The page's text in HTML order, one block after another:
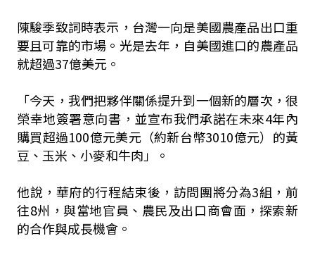
陳駿季致詞時表示，台灣一向是美國農產品出口重
要且可靠的市場。光是去年，自美國進口的農產品
就超過37億美元。
「今天，我們把夥伴關係提升到一個新的層次，很
榮幸地簽署意向書，並宣布我們承諾在未來4年內
購買超過100億元美元（約新台幣3010億元）的黃
豆、玉米、小麥和牛肉」。
他說，華府的行程結束後，訪問團將分為3組，前
往8州，與當地官員、農民及出口商會面，探索新
的合作與成長機會。